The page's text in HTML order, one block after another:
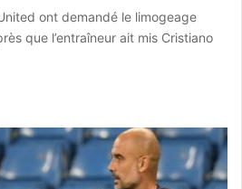
ont demandé le limogeage
que l’entraîneur ait mis Cristiano